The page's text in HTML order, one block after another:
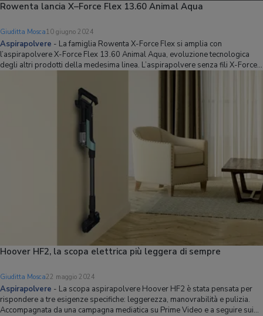
Rowenta lancia X–Force Flex 13.60 Animal Aqua
Giuditta Mosca10 giugno 2024
Aspirapolvere - La famiglia Rowenta X-Force Flex si amplia con
l’aspirapolvere X-Force Flex 13.60 Animal Aqua, evoluzione tecnologica
degli altri prodotti della medesima linea. L’aspirapolvere senza fili X-Force
laboratori Rowenta, unis
Hoover HF2, la scopa elettrica più leggera di sempre
Giuditta Mosca22 maggio 2024
Aspirapolvere - La scopa aspirapolvere Hoover HF2 è stata pensata per
rispondere a tre esigenze specifiche: leggerezza, manovrabilità e pulizia.
Accompagnata da una campagna mediatica su Prime Video e a seguire sui